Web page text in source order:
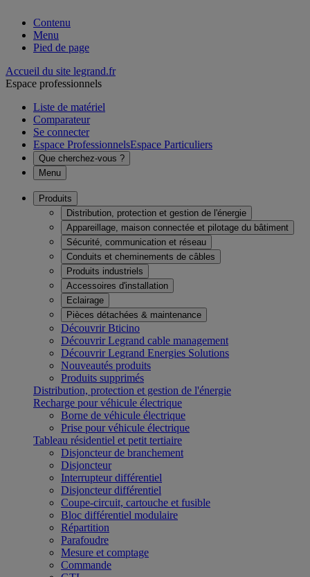
Contenu
Menu
Pied de page
Accueil du site legrand.fr
Espace professionnels
Liste de matériel
Comparateur
Se connecter
Espace ProfessionnelsEspace Particuliers
Que cherchez-vous ?
Menu
Produits
Distribution, protection et gestion de l'énergie
Appareillage, maison connectée et pilotage du bâtiment
Sécurité, communication et réseau
Conduits et cheminements de câbles
Produits industriels
Accessoires d'installation
Eclairage
Pièces détachées & maintenance
Découvrir Bticino
Découvrir Legrand cable management
Découvrir Legrand Energies Solutions
Nouveautés produits
Produits supprimés
Distribution, protection et gestion de l'énergie
Recharge pour véhicule électrique
Borne de véhicule électrique
Prise pour véhicule électrique
Tableau résidentiel et petit tertiaire
Disjoncteur de branchement
Disjoncteur
Interrupteur différentiel
Disjoncteur différentiel
Coupe-circuit, cartouche et fusible
Bloc différentiel modulaire
Répartition
Parafoudre
Mesure et comptage
Commande